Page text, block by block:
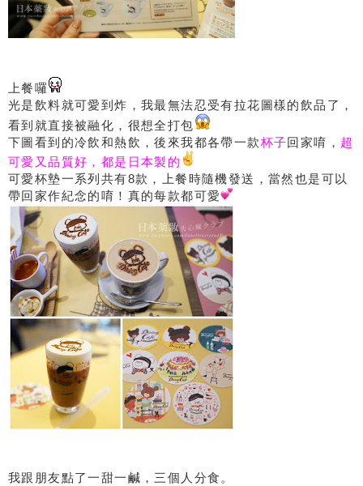
上餐囉
光是飲料就可愛到炸，我最無法忍受有拉花圖樣的飲品了，
看到就直接被融化，很想全打包
下圖看到的冷飲和熱飲，後來我都各帶一款杯子回家唷， 超
可愛又品質好，都是日本製的
可愛杯墊一系列共有8款，上餐時隨機發送，當然也是可以
帶回家作紀念的唷！真的每款都可愛
我跟朋友點了一甜一鹹，三個人分食。